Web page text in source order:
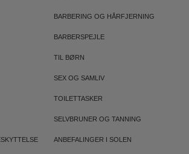
BARBERING OG HÅRFJERNING
BARBERSPEJLE
TIL BØRN
SEX OG SAMLIV
TOILETTASKER
SELVBRUNER OG TANNING
ANBEFALINGER I SOLEN